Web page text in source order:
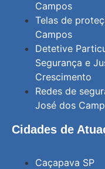
Campos
Telas de
Campos
Detetive
Segurança e
Crescimento
Redes de
José dos
Cidades de
Caçapava SP